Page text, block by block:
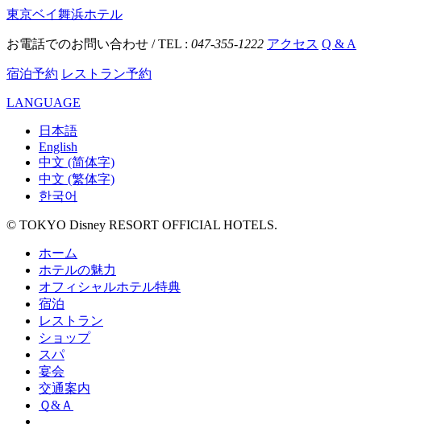
東京ベイ舞浜ホテル
お電話でのお問い合わせ / TEL : 047-355-1222 アクセス Q & A
宿泊予約 レストラン予約
LANGUAGE
日本語
English
中文 (简体字)
中文 (繁体字)
한국어
© TOKYO Disney RESORT OFFICIAL HOTELS.
ホーム
ホテルの魅力
オフィシャルホテル特典
宿泊
レストラン
ショップ
スパ
宴会
交通案内
Ｑ&Ａ